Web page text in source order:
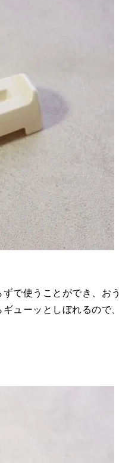
で使うことができ、おう
ューッとしぼれるので、